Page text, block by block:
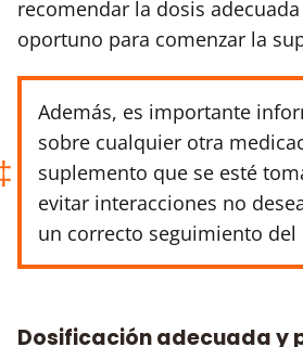
recomendar la dosis
oportuno para comenzar la
Además, es importante
sobre cualquier otra
suplemento que se esté
evitar interacciones no
un correcto seguimiento del
Dosificación adecuada y